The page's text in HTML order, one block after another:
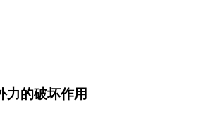
力的破坏作用